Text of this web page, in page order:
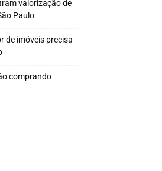
valorização de
Paulo
de imóveis precisa
comprando